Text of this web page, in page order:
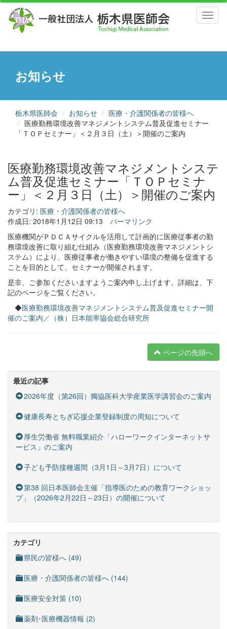
お知らせ
栃木県医師会 お知らせ
医療・介護関係者の皆様へ
医療勤務環境改善マネジメントシステム普及促進セミナー
「ＴＯＰセミナー」＜２月３日（土）＞開催のご案内
医療勤務環境改善マネジメントシステ
ム普及促進セミナー「ＴＯＰセミナ
ー」＜２月３日（土）＞開催のご案内
カテゴリ: 医療・介護関係者の皆様へ
作成日: 2018年1月12日 09:13
パーマリンク
医療機関がＰＤＣＡサイクルを活用して計画的に医療従事者の勤
務環境改善に取り組む仕組み（医療勤務環境改善マネジメントシ
ステム）により、医療従事者が働きやすい環境の整備を促進する
ことを目的として、セミナーが開催されます。
是非、ご参加くださいますようご案内申し上げます。詳細は、下
記のページをご覧ください。
◆医療勤務環境改善マネジメントシステム普及促進セミナー開
催のご案内／（株）日本能率協会総合研究所
ページの先頭へ
最近の記事
2026年度（第26回）獨協医科大学産業医学講習会のご案内
健康長寿とちぎ応援企業登録制度の周知について
厚生労働省 無料職業紹介「ハローワークインターネットサ
ービス」のご案内
子ども予防接種週間（3月1日～3月7日）について
第38 回日本医師会主催「指導医のための教育ワークショッ
プ」（2026年2月22日～23日）の開催について
カテゴリ
県民の皆様へ (49)
医療・介護関係者の皆様へ (144)
医療安全対策 (10)
薬剤･医療機器情報 (2)